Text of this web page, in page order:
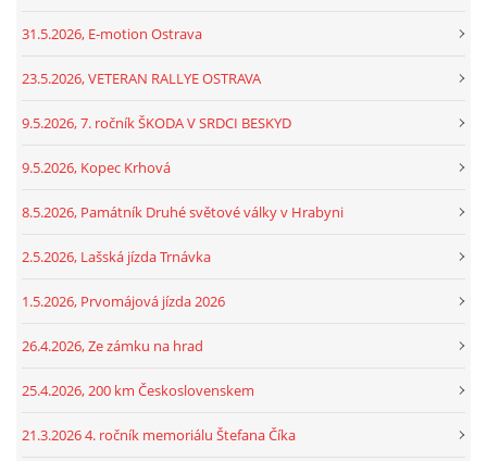
31.5.2026, E-motion Ostrava
23.5.2026, VETERAN RALLYE OSTRAVA
9.5.2026, 7. ročník ŠKODA V SRDCI BESKYD
9.5.2026, Kopec Krhová
8.5.2026, Památník Druhé světové války v Hrabyni
2.5.2026, Lašská jízda Trnávka
1.5.2026, Prvomájová jízda 2026
26.4.2026, Ze zámku na hrad
25.4.2026, 200 km Československem
21.3.2026 4. ročník memoriálu Štefana Číka